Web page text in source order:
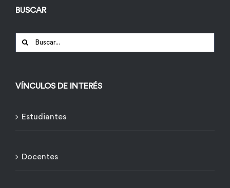
BUSCAR
Buscar:
VÍNCULOS DE INTERÉS
Estudiantes
Docentes